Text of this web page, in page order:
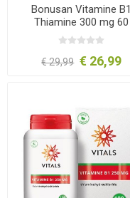
Bonusan Vitamine B1
Thiamine 300 mg 60
capsules
€ 29,99 € 26,99